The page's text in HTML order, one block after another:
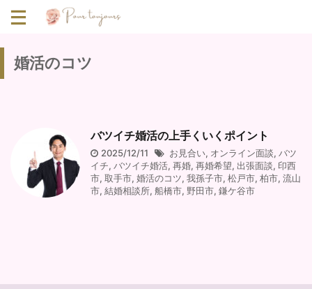
婚活のコツ
バツイチ婚活の上手くいくポイント
2025/12/11 お見合い, オンライン面談, バツ
イチ, バツイチ婚活, 再婚, 再婚希望, 出張面談, 印西
市, 取手市, 婚活のコツ, 我孫子市, 松戸市, 柏市, 流山
市, 結婚相談所, 船橋市, 野田市, 鎌ケ谷市